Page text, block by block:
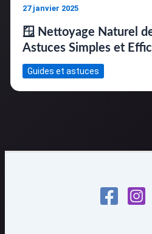
27 janvier 2025
🪟 Nettoyage Naturel
Astuces Simples et
Guides et astuces